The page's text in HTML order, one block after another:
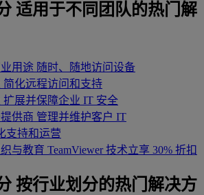
适用于不同团队的热门解
用途 随时、随地访问设备
简化远程访问和支持
扩展并保障企业 IT 安全
供商 管理并维护客户 IT
支持和运营
与教育 TeamViewer 技术立享 30% 折扣
按行业划分的热门解决方